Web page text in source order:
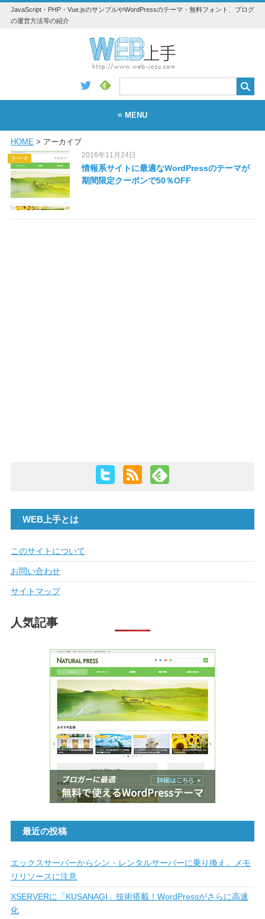
JavaScript・PHP・Vue.jsのサンプルやWordPressのテーマ・無料フォント、ブログ
の運営方法等の紹介
≡ MENU
WordPress
HOME> アーカイブ
テーマ 2016年11月24日
情報系サイトに最適なWordPressのテーマが
期間限定クーポンで50％OFF
WEB上手とは
このサイトについて
お問い合わせ
サイトマップ
人気記事
最近の投稿
エックスサーバーからシン・レンタルサーバーに乗り換え。メモ
リリソースに注意
XSERVERに「KUSANAGI」技術搭載！WordPressがさらに高速
化